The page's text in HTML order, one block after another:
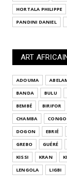
HORTALA PHILIPPE
PANDINI DANIEL
ART
ADOUMA
BANDA
BULU
BEMBÉ
BIRIFOR
CHAMBA
CONGO
DOGON
EBRIÉ
GREBO
GUÉRÉ
KISSI
KRAN
LENGOLA
LIGBI